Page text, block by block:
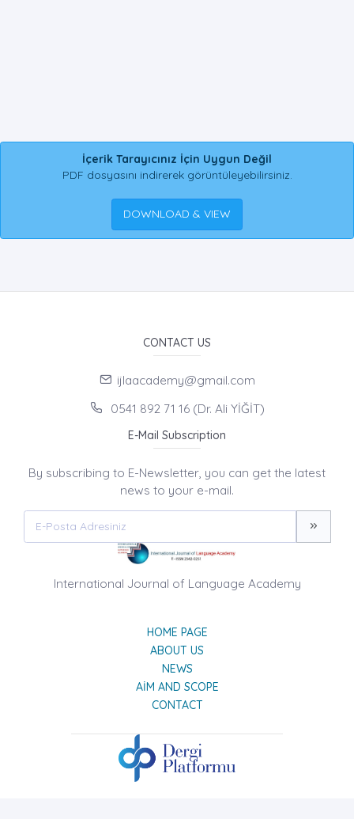
İçerik Tarayıcınız İçin Uygun Değil
PDF dosyasını indirerek görüntüleyebilirsiniz.
DOWNLOAD & VIEW
CONTACT US
ijlaacademy@gmail.com
0541 892 71 16 (Dr. Ali YİĞİT)
E-Mail Subscription
By subscribing to E-Newsletter, you can get the latest
news to your e-mail.
International Journal of Language Academy
HOME PAGE
ABOUT US
NEWS
AIM AND SCOPE
CONTACT